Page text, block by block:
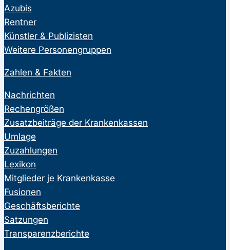
Azubis
Rentner
Künstler & Publizisten
Weitere Personengruppen
Zahlen & Fakten
Nachrichten
Rechengrößen
Zusatzbeiträge der Krankenkassen
Umlage
Zuzahlungen
Lexikon
Mitglieder je Krankenkasse
Fusionen
Geschäftsberichte
Satzungen
Transparenzberichte